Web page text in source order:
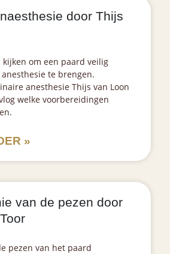
door Thijs
kijken om een paard veilig
te brengen.
anesthesie Thijs van Loon
welke voorbereidingen
»
van de pezen door
pezen van het paard